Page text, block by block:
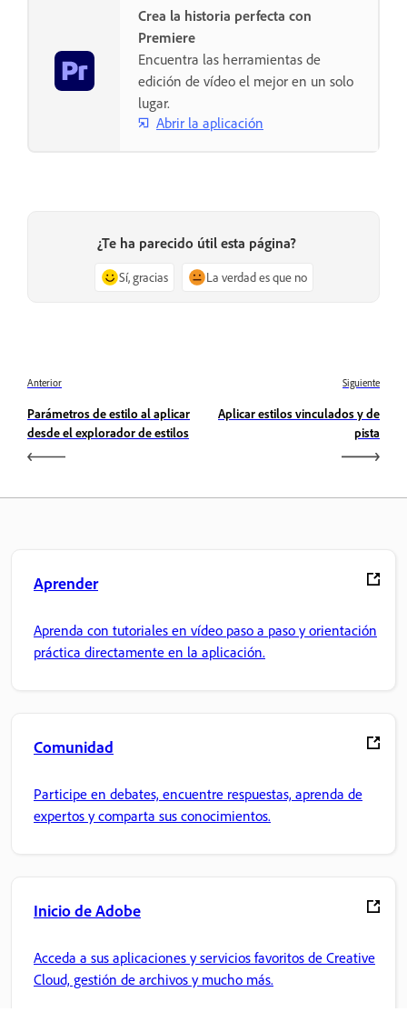
Crea la historia perfecta con
Premiere
Encuentra las herramientas de
edición de vídeo el mejor en un solo
lugar.
Abrir la aplicación
¿Te ha parecido útil esta página?
Sí, gracias La verdad es que no
Anterior
Parámetros de estilo al aplicar
desde el explorador de estilos
Siguiente
Aplicar estilos vinculados y de
pista
Aprender
Aprenda con tutoriales en vídeo paso a paso y orientación
práctica directamente en la aplicación.
Comunidad
Participe en debates, encuentre respuestas, aprenda de
expertos y comparta sus conocimientos.
Inicio de Adobe
Acceda a sus aplicaciones y servicios favoritos de Creative
Cloud, gestión de archivos y mucho más.